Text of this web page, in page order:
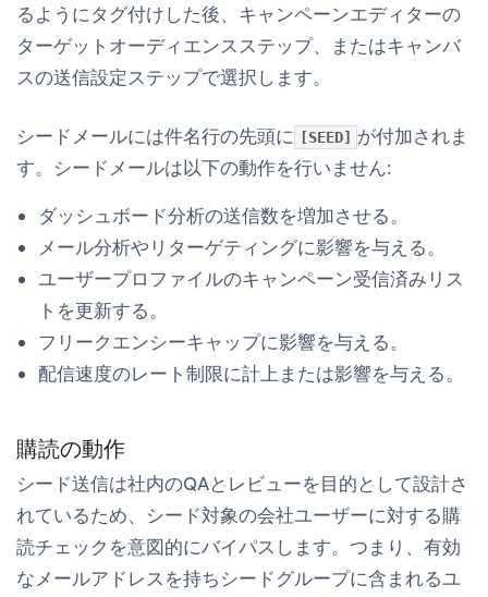
るようにタグ付けした後、キャンペーンエディターの
ターゲットオーディエンスステップ、またはキャンバ
スの送信設定ステップで選択します。
シードメールには件名行の先頭に [SEED] が付加されま
す。シードメールは以下の動作を行いません:
ダッシュボード分析の送信数を増加させる。
メール分析やリターゲティングに影響を与える。
ユーザープロファイルのキャンペーン受信済み リス
トを更新する。
フリークエンシーキャップに影響を与える。
配信速度のレート制限に計上または影響を与える。
購読の動作
シード送信は社内のQAとレビューを目的として設計さ
れているため、シード対象の会社ユーザーに対する購
読チェックを意図的にバイパスします。つまり、有効
なメールアドレスを持ちシードグループに含まれるユ